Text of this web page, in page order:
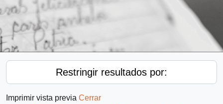
Restringir resultados por:
Imprimir vista previa Cerrar